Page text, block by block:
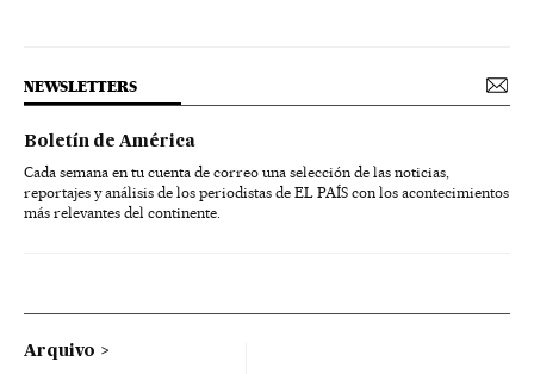
NEWSLETTERS
Boletín de América
Cada semana en tu cuenta de correo una selección de las noticias,
reportajes y análisis de los periodistas de EL PAÍS con los acontecimientos
más relevantes del continente.
Arquivo